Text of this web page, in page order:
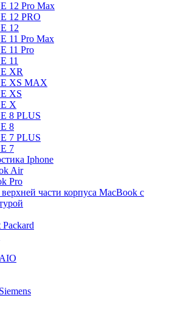
12 Pro Max
12 PRO
12
11 Pro Max
11 Pro
11
XR
XS MAX
XS
X
8 PLUS
8
7 PLUS
7
Iphone
Air
Pro
части корпуса MacBook с